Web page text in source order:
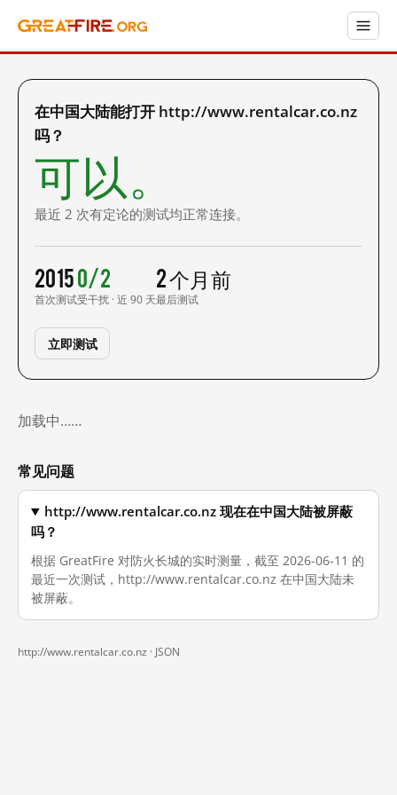
在中国大陆能打开 http://www.rentalcar.co.nz
吗？
可以。
最近 2 次有定论的测试均正常连接。
2015
首次测试
0/2
受干扰 · 近 90 天
2 个月前
最后测试
立即测试
加载中……
常见问题
http://www.rentalcar.co.nz 现在在中国大陆被屏蔽
吗？
根据 GreatFire 对防火长城的实时测量，截至 2026-06-11 的
最近一次测试，http://www.rentalcar.co.nz 在中国大陆未
被屏蔽。
http://www.rentalcar.co.nz · JSON